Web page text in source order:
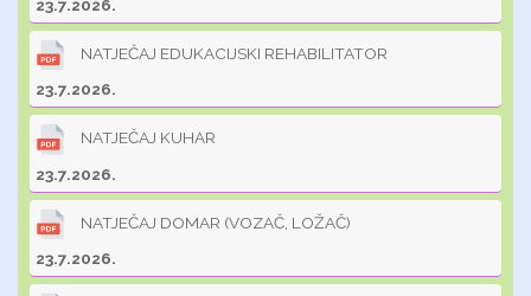
23.7.2026.
NATJEČAJ EDUKACIJSKI REHABILITATOR
23.7.2026.
NATJEČAJ KUHAR
23.7.2026.
NATJEČAJ DOMAR (VOZAČ, LOŽAČ)
23.7.2026.